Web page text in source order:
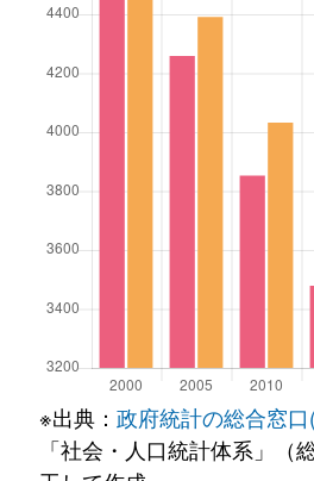
※出典： 政府統計の総合窓
「社会・人口統計体系」（